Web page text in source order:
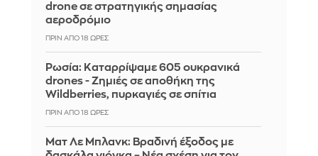
drone σε στρατηγικής σημασίας
αεροδρόμιο
ΠΡΙΝ ΑΠΌ 18 ΏΡΕΣ
Ρωσία: Καταρρίψαμε 605 ουκρανικά
drones - Zημιές σε αποθήκη της
Wildberries, πυρκαγιές σε σπίτια
ΠΡΙΝ ΑΠΌ 18 ΏΡΕΣ
Ματ Λε Μπλανκ: Βραδινή έξοδος με